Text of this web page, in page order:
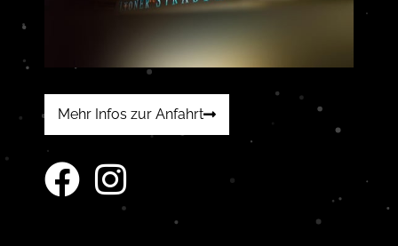
Mehr Infos zur Anfahrt